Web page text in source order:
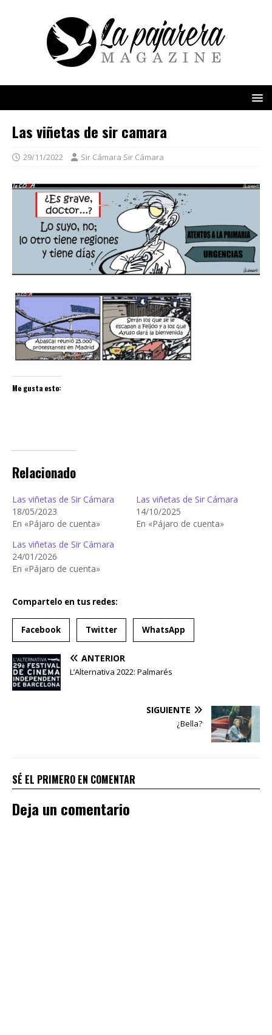
Las viñetas de sir camara
29/11/2022 Sir Cámara Sir Cámara
Me gusta esto:
Relacionado
Las viñetas de Sir Cámara
18/05/2023
En «Pájaro de cuenta»
Las viñetas de Sir Cámara
14/10/2025
En «Pájaro de cuenta»
Las viñetas de Sir Cámara
24/01/2026
En «Pájaro de cuenta»
Compartelo en tus redes:
Facebook Twitter WhatsApp
ANTERIOR
L’Alternativa 2022: Palmarés
SIGUIENTE
¿Bella?
SÉ EL PRIMERO EN COMENTAR
Deja un comentario